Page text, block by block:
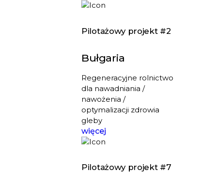
Pilotażowy projekt #2
Bułgaria
Regeneracyjne rolnictwo
dla nawadniania /
nawożenia /
optymalizacji zdrowia
gleby
więcej
Pilotażowy projekt #7